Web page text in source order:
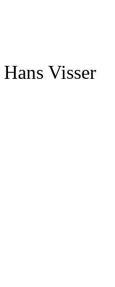
Hans Visser